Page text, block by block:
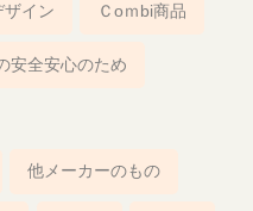
ザイン Ｃoｍbi商品
安全安心のため
他メーカーのもの